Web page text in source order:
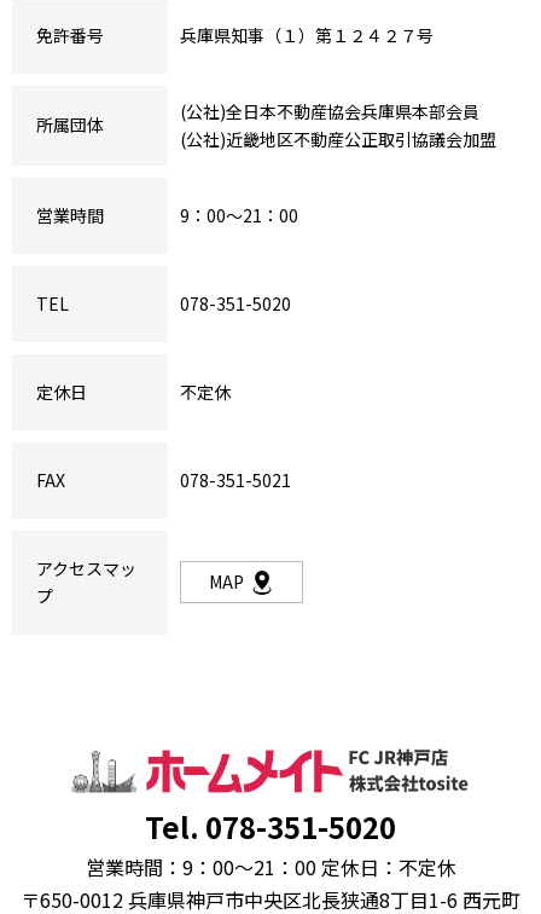
免許番号 兵庫県知事（１）第１２４２７号
所属団体
(公社)全日本不動産協会兵庫県本部会員
(公社)近畿地区不動産公正取引協議会加盟
営業時間 9：00～21：00
TEL 078-351-5020
定休日 不定休
FAX 078-351-5021
アクセスマッ
プ
MAP
Tel. 078-351-5020
営業時間：9：00～21：00 定休日：不定休
〒650-0012 兵庫県神戸市中央区北長狭通8丁目1-6 西元町